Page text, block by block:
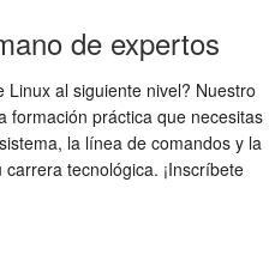
de expertos
al siguiente nivel? Nuestro
formación práctica que necesitas
la línea de comandos y la
tecnológica. ¡Inscríbete